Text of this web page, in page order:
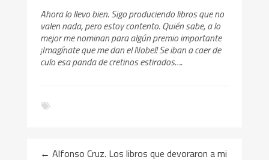
Ahora lo llevo bien. Sigo produciendo libros que no
valen nada, pero estoy contento. Quién sabe, a lo
mejor me nominan para algún premio importante
¡Imagínate que me dan el Nobel! Se iban a caer de
culo esa panda de cretinos estirados….
← Alfonso Cruz. Los libros que devoraron a mi